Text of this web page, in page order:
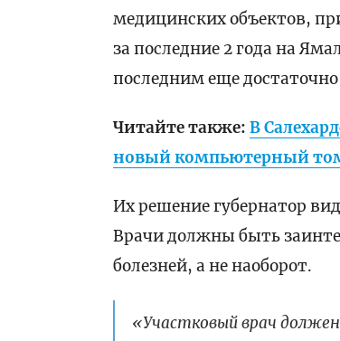
медицинских объектов,
за последние 2 года на
последним еще
Читайте также:В
новый компьютерный
Их решение губернатор
Врачи должны быть
болезней, а не наоборот.
«Участковый врач